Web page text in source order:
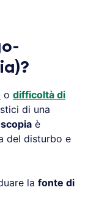
o difficoltà di
di una
è
del disturbo e
la fonte di